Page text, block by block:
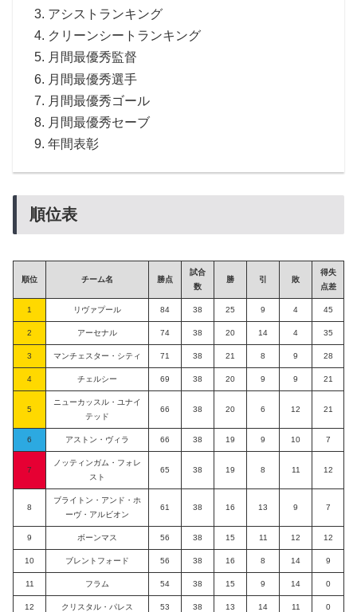
アシストランキング
クリーンシートランキング
月間最優秀監督
月間最優秀選手
月間最優秀ゴール
月間最優秀セーブ
年間表彰
順位表
順位 チーム名 勝点
試合
数
勝 引 敗
得失
点差
1 リヴァプール 84 38 25 9 4 45
2 アーセナル 74 38 20 14 4 35
3 マンチェスター・シティ 71 38 21 8 9 28
4 チェルシー 69 38 20 9 9 21
5
ニューカッスル・ユナイ
テッド
66 38 20 6 12 21
6 アストン・ヴィラ 66 38 19 9 10 7
7
ノッティンガム・フォレ
スト
65 38 19 8 11 12
8
ブライトン・アンド・ホ
ーヴ・アルビオン
61 38 16 13 9 7
9 ボーンマス 56 38 15 11 12 12
10 ブレントフォード 56 38 16 8 14 9
11 フラム 54 38 15 9 14 0
12 クリスタル・パレス 53 38 13 14 11 0